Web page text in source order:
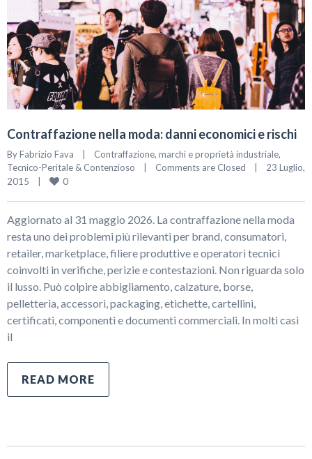
Contraffazione nella moda: danni economici e rischi
By Fabrizio Fava | Contraffazione, marchi e proprietà industriale
Tecnico-Peritale & Contenzioso
| Comments are Closed |
23 Luglio,
2015 | 0
Aggiornato al 31 maggio 2026. La contraffazione nella moda
resta uno dei problemi più rilevanti per brand, consumatori,
retailer, marketplace, filiere produttive e operatori tecnici
coinvolti in verifiche, perizie e contestazioni. Non riguarda solo
il lusso. Può colpire abbigliamento, calzature, borse,
pelletteria, accessori, packaging, etichette, cartellini,
certificati, componenti e documenti commerciali. In molti casi
il
READ MORE